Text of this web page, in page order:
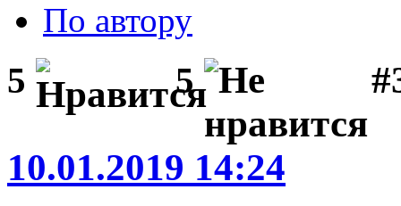
По автору
5 5
10.01.2019 14:24